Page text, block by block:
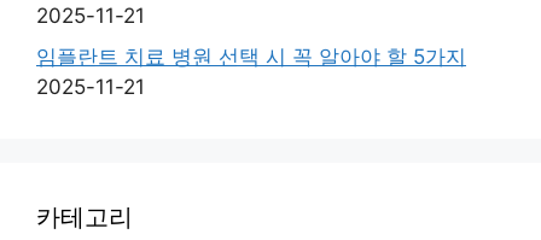
2025-11-21
임플란트 치료 병원 선택 시 꼭 알아야 할 5가지
2025-11-21
카테고리